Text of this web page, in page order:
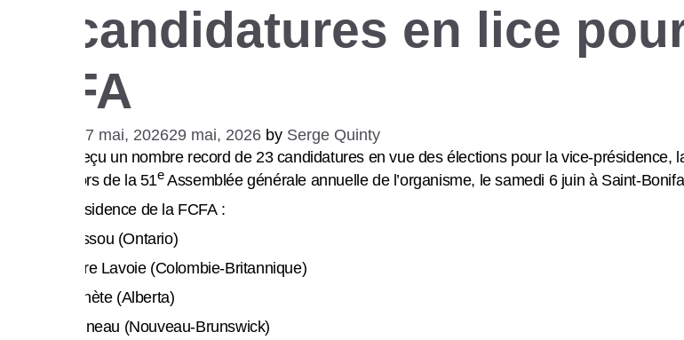
23 candidatures en lice
FCFA
27 mai, 202629 mai, 2026 by Serge Quinty
La FCFA a reçu un nombre record de 23 candidatures en vue des élections pour la vice-
auront lieu lors de la 51eAssemblée générale annuelle de l’organisme, le samedi 6 juin à Saint-
À la vice-présidence de la FCFA :
Luc Amoussou (Ontario)
Marie-Pierre Lavoie (Colombie-Britannique)
Alice Prophète (Alberta)
Gilles Vienneau (Nouveau-Brunswick)